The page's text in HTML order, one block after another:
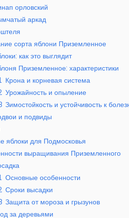
орловский
аркад
сорта яблони Приземленное
как это выглядит
Приземленное: характеристики
Крона и корневая система
Урожайность и опыление
Зимостойкость и устойчивость к
и подвиды
яблоки для Подмосковья
выращивания Приземленного
Основные особенности
Сроки высадки
Защита от мороза и грызунов
за деревьями